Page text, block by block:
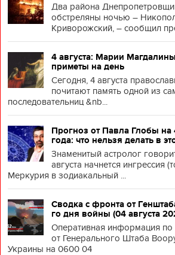
Два района
обстреляны ночью –
Криворожский, – сообщил
4 августа: Марии
приметы на день
Сегодня, 4 августа
почитают память одной из
последовательниц &nb...
Прогноз от Павла Глобы на
года: что нельзя делать в
Знаменитый астролог
августа начнется ингрессия
Меркурия в зодиакальный ...
Сводка с фронта от
го дня войны (04 августа
Оперативная информация по
от Генерального Штаба
Украины на 0600 04